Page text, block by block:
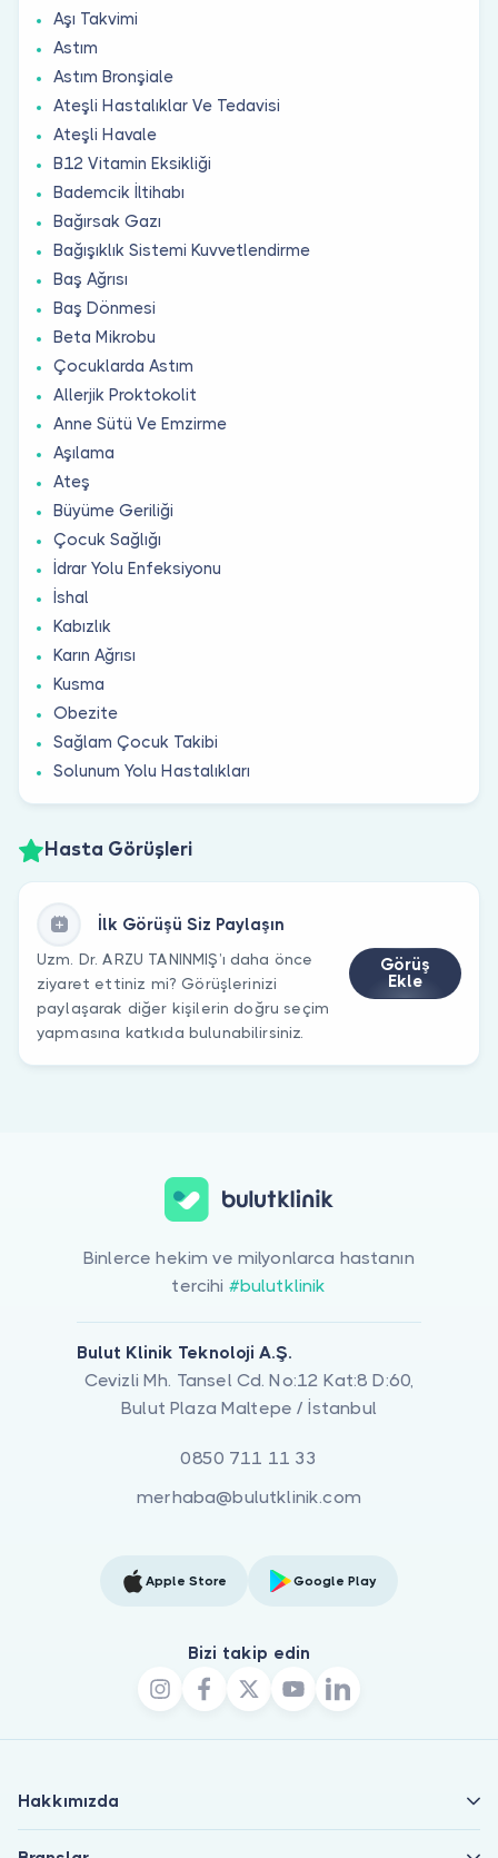
Aşı Takvimi
Astım
Astım Bronşiale
Ateşli Hastalıklar Ve Tedavisi
Ateşli Havale
B12 Vitamin Eksikliği
Bademcik İltihabı
Bağırsak Gazı
Bağışıklık Sistemi Kuvvetlendirme
Baş Ağrısı
Baş Dönmesi
Beta Mikrobu
Çocuklarda Astım
Allerjik Proktokolit
Anne Sütü Ve Emzirme
Aşılama
Ateş
Büyüme Geriliği
Çocuk Sağlığı
İdrar Yolu Enfeksiyonu
İshal
Kabızlık
Karın Ağrısı
Kusma
Obezite
Sağlam Çocuk Takibi
Solunum Yolu Hastalıkları
Hasta Görüşleri
İlk Görüşü Siz Paylaşın
Uzm. Dr. ARZU TANINMIŞ’ı daha önce
ziyaret ettiniz mi? Görüşlerinizi
paylaşarak diğer kişilerin doğru seçim
yapmasına katkıda bulunabilirsiniz.
Görüş
Ekle
Binlerce hekim ve milyonlarca hastanın
tercihi #bulutklinik
Bulut Klinik Teknoloji A.Ş.
Cevizli Mh. Tansel Cd. No:12 Kat:8 D:60,
Bulut Plaza Maltepe / İstanbul
0850 711 11 33
merhaba@bulutklinik.com
Apple Store Google Play
Bizi takip edin
Hakkımızda